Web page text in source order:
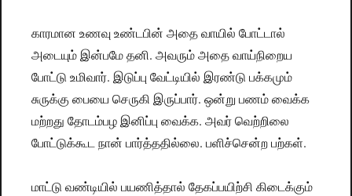
காரமான உணவு உண்டபின் அதை வாயில் போட்டால்
அடையும் இன்பமே தனி. அவரும் அதை வாய்நிறைய
போட்டு உமிவார். இடுப்பு வேட்டியில் இரண்டு பக்கமும்
சுருக்கு பையை செருகி இருப்பார். ஒன்று பணம் வைக்க
மற்றது தோடம்பழ இனிப்பு வைக்க. அவர் வெற்றிலை
போட்டுக்கூட நான் பார்த்ததில்லை. பளிச்சென்ற பற்கள்.
மாட்டு வண்டியில் பயணித்தால் தேகப்பயிற்சி கிடைக்கும்